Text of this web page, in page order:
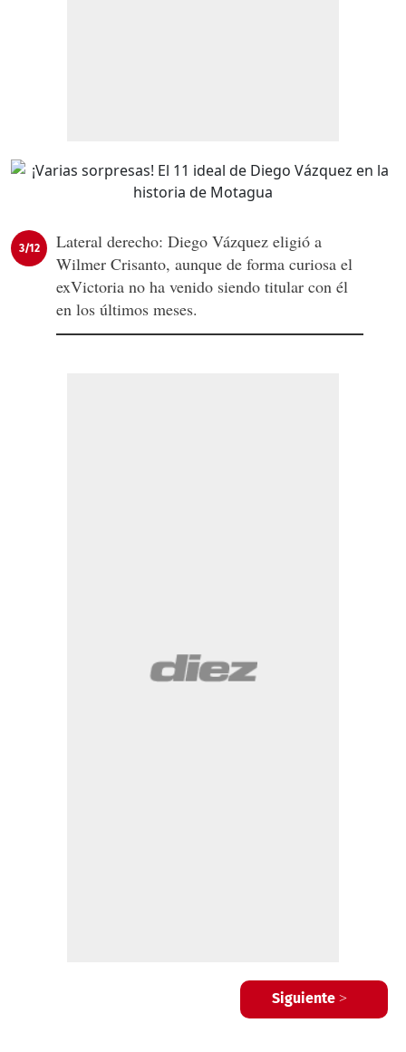
3/12
Lateral derecho: Diego Vázquez eligió a
Wilmer Crisanto, aunque de forma curiosa el
exVictoria no ha venido siendo titular con él
en los últimos meses.
Siguiente >